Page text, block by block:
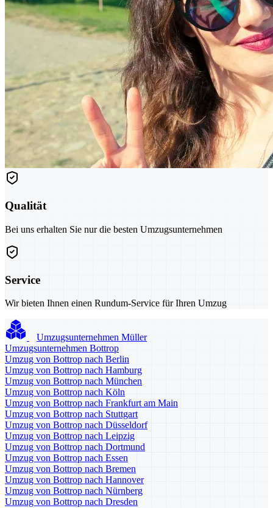
Qualität
Bei uns erhalten Sie nur die besten Umzugsunternehmen
Service
Wir bieten Ihnen einen Rundum-Service für Ihren Umzug
Umzugsunternehmen Müller
Umzugsunternehmen Bottrop
Umzug von Bottrop nach Berlin
Umzug von Bottrop nach Hamburg
Umzug von Bottrop nach München
Umzug von Bottrop nach Köln
Umzug von Bottrop nach Frankfurt am Main
Umzug von Bottrop nach Stuttgart
Umzug von Bottrop nach Düsseldorf
Umzug von Bottrop nach Leipzig
Umzug von Bottrop nach Dortmund
Umzug von Bottrop nach Essen
Umzug von Bottrop nach Bremen
Umzug von Bottrop nach Hannover
Umzug von Bottrop nach Nürnberg
Umzug von Bottrop nach Dresden